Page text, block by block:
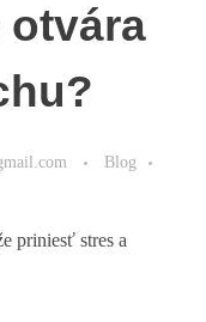
otvára
Blog
priniesť stres a